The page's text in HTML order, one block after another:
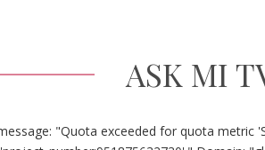
ASK MI
"Quota exceeded for quota metric